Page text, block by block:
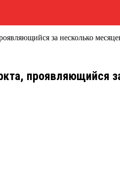
за несколько
проявляющийся